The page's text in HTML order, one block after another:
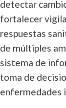
detectar
fortalecer
respuestas
de múltiples
sistema de
toma de
enfermedades